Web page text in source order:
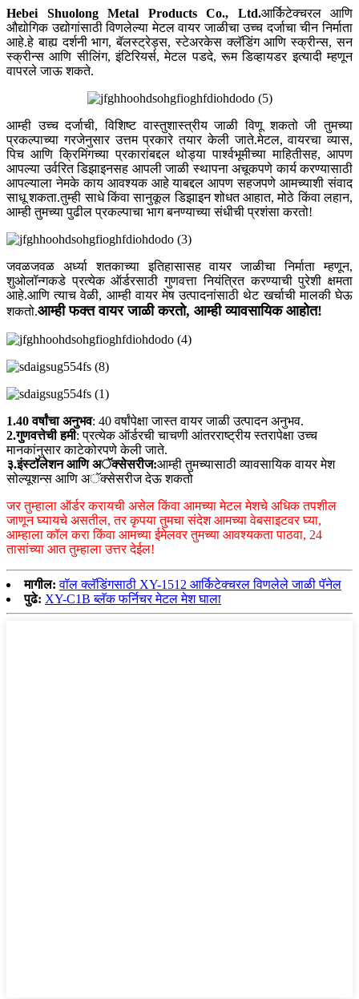
Hebei Shuolong Metal Products Co., Ltd.आर्किटेक्चरल आणि
औद्योगिक उद्योगांसाठी विणलेल्या मेटल वायर जाळीचा उच्च दर्जाचा चीन निर्माता
आहे.हे बाह्य दर्शनी भाग, बॅलस्ट्रेड्स, स्टेअरकेस क्लॅडिंग आणि स्क्रीन्स, सन
स्क्रीन्स आणि सीलिंग, इंटिरियर्स, मेटल पडदे, रूम डिव्हायडर इत्यादी म्हणून
वापरले जाऊ शकते.
आम्ही उच्च दर्जाची, विशिष्ट वास्तुशास्त्रीय जाळी विणू शकतो जी तुमच्या
प्रकल्पाच्या गरजेनुसार उत्तम प्रकारे तयार केली जाते.मेटल, वायरचा व्यास,
पिच आणि क्रिमिंगच्या प्रकारांबद्दल थोड्या पार्श्वभूमीच्या माहितीसह, आपण
आपल्या उर्वरित डिझाइनसह आपली जाळी स्थापना अचूकपणे कार्य करण्यासाठी
आपल्याला नेमके काय आवश्यक आहे याबद्दल आपण सहजपणे आमच्याशी संवाद
साधू शकता.तुम्ही साधे किंवा सानुकूल डिझाइन शोधत आहात, मोठे किंवा लहान,
आम्ही तुमच्या पुढील प्रकल्पाचा भाग बनण्याच्या संधीची प्रशंसा करतो!
जवळजवळ अर्ध्या शतकाच्या इतिहासासह वायर जाळीचा निर्माता म्हणून,
शुओलॉन्गकडे प्रत्येक ऑर्डरसाठी गुणवत्ता नियंत्रित करण्याची पुरेशी क्षमता
आहे.आणि त्याच वेळी, आम्ही वायर मेष उत्पादनांसाठी थेट खर्चाची मालकी घेऊ
शकतो.आम्ही फक्त वायर जाळी करतो, आम्ही व्यावसायिक आहोत!
1.40 वर्षांचा अनुभव: 40 वर्षांपेक्षा जास्त वायर जाळी उत्पादन अनुभव.
2.गुणवत्तेची हमी: प्रत्येक ऑर्डरची चाचणी आंतरराष्ट्रीय स्तरापेक्षा उच्च
मानकांनुसार काटेकोरपणे केली जाते.
३.इंस्टॉलेशन आणि अॅक्सेसरीज:आम्ही तुमच्यासाठी व्यावसायिक वायर मेश
सोल्यूशन्स आणि अॅक्सेसरीज देऊ शकतो
जर तुम्हाला ऑर्डर करायची असेल किंवा आमच्या मेटल मेशचे अधिक तपशील
जाणून घ्यायचे असतील, तर कृपया तुमचा संदेश आमच्या वेबसाइटवर घ्या,
आम्हाला कॉल करा किंवा आमच्या ईमेलवर तुमच्या आवश्यकता पाठवा, 24
तासांच्या आत तुम्हाला उत्तर देईल!
मागील: वॉल क्लॅडिंगसाठी XY-1512 आर्किटेक्चरल विणलेले जाळी पॅनेल
पुढे: XY-C1B ब्लॅक फर्निचर मेटल मेश घाला